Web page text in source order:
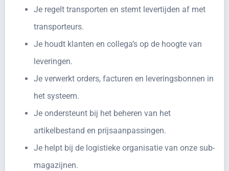
Je regelt transporten en stemt levertijden af met
transporteurs.
Je houdt klanten en collega’s op de hoogte van
leveringen.
Je verwerkt orders, facturen en leveringsbonnen in
het systeem.
Je ondersteunt bij het beheren van het
artikelbestand en prijsaanpassingen.
Je helpt bij de logistieke organisatie van onze sub-
magazijnen.